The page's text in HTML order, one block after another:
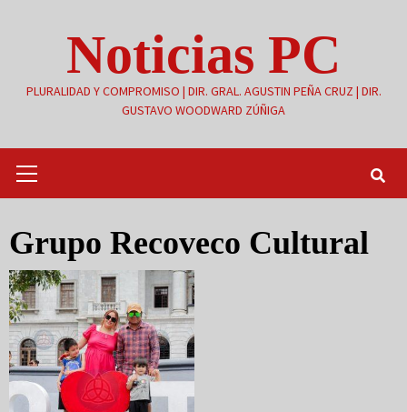
Noticias PC
PLURALIDAD Y COMPROMISO | DIR. GRAL. AGUSTIN PEÑA CRUZ | DIR.
GUSTAVO WOODWARD ZÚÑIGA
primario
Grupo Recoveco Cultural